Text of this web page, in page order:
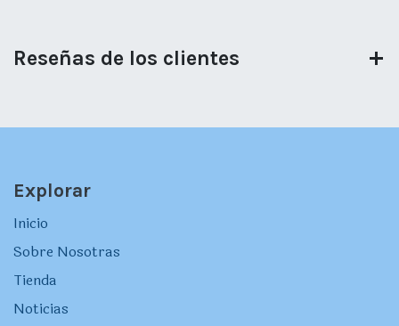
Reseñas de los clientes
Explorar
Inicio
Sobre Nosotras
Tienda
Noticias